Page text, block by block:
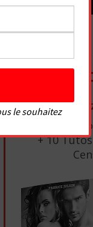
INSCRIVEZ-
NE
1 Ebook De
+ 10
le souhaitez